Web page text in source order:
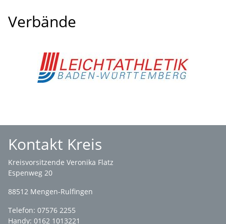
Verbände
Kontakt Kreis
Kreisvorsitzende Veronika Flatz
Espenweg 20
88512 Mengen-Rulfingen
Telefon: 07576 2255
Handy: 0162 1013221